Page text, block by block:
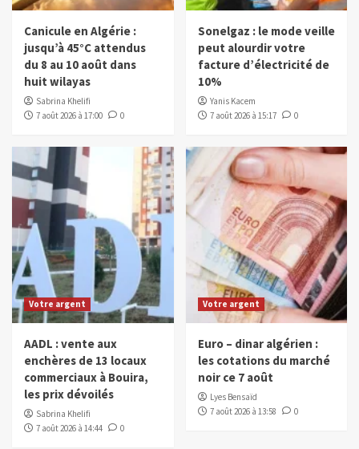
Canicule en Algérie :
jusqu’à 45°C attendus
du 8 au 10 août dans
huit wilayas
Sabrina Khelifi
7 août 2026 à 17:00
0
Sonelgaz : le mode veille
peut alourdir votre
facture d’électricité de
10%
Yanis Kacem
7 août 2026 à 15:17
0
Votre argent
AADL : vente aux
enchères de 13 locaux
commerciaux à Bouira,
les prix dévoilés
Sabrina Khelifi
7 août 2026 à 14:44
0
Votre argent
Euro – dinar algérien :
les cotations du marché
noir ce 7 août
Lyes Bensaïd
7 août 2026 à 13:58
0